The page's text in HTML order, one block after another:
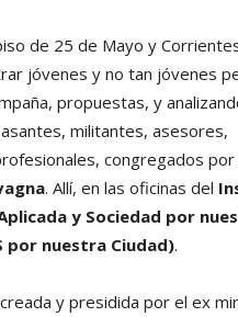
de 25 de Mayo y
jóvenes y no tan jóvenes
propuestas, y
militantes, asesores,
congregados por
. Allí, en las oficinas del
y Sociedad por
por nuestra Ciudad).
y presidida por el ex